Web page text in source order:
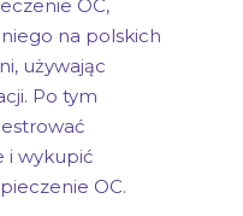
OC,
na polskich
używając
Po tym
i wykupić
OC.